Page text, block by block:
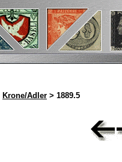
Krone/Adler > 1889.5